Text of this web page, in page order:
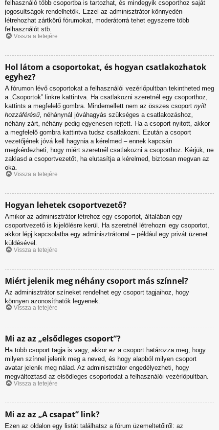
felhasználó több csoportba is tartozhat, és mindegyik csoporthoz saját
jogosultságok rendelhetők. Ezzel az adminisztrátor könnyedén
létrehozhat zártkörű fórumokat, moderátorrá tehet egyszerre több
felhasználót stb.
Vissza a tetejére
Hol látom a csoportokat, és hogyan csatlakozhatok
egyhez?
A fórumon lévő csoportokat a felhasználói vezérlőpultban tekintheted meg
a „Csoportok” linkre kattintva. Ha csatlakozni szeretnél egy csoporthoz,
kattints a megfelelő gombra. Mindemellett nem az összes csoport nyílt
hozzáférésű, néhánynál jóváhagyás szükséges a csatlakozáshoz,
néhány zárt, néhány pedig egyenesen rejtett. Ha a csoport nyitott, akkor
a megfelelő gombra kattintva tudsz csatlakozni. Ezután a csoport
vezetőjének jóvá kell hagynia a kérelmed – ennek kapcsán
megkérdezheti, hogy miért szeretnél csatlakozni a csoporthoz. Kérjük, ne
zaklasd a csoportvezetőt, ha elutasítja a kérelmed, biztosan megvan az
oka.
Vissza a tetejére
Hogyan lehetek csoportvezető?
Amikor az adminisztrátor létrehoz egy csoportot, általában egy
csoportvezető is kijelölésre kerül. Ha szeretnél létrehozni egy csoportot,
akkor lépj kapcsolatba egy adminisztrátorral – például egy privát üzenet
küldésével.
Vissza a tetejére
Miért jelenik meg néhány csoport más színnel?
Az adminisztrátor színeket rendelhet egy csoport tagjaihoz, hogy
könnyen azonosíthatók legyenek.
Vissza a tetejére
Mi az az „elsődleges csoport”?
Ha több csoport tagja is vagy, akkor ez a csoport határozza meg, hogy
milyen színnel jelenik meg a neved, és hogy alapból milyen csoport
avatar jelenik meg nálad. Az adminisztrátor engedélyezheti, hogy
megváltoztasd az elsődleges csoportodat a felhasználói vezérlőpultban.
Vissza a tetejére
Mi az az „A csapat” link?
Ezen az oldalon egy listát találhatsz a fórum üzemeltetőiről: az